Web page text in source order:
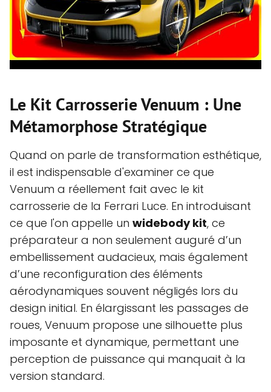
Le Kit Carrosserie Venuum : Une
Métamorphose Stratégique
Quand on parle de transformation esthétique,
il est indispensable d'examiner ce que
Venuum a réellement fait avec le kit
carrosserie de la Ferrari Luce. En introduisant
ce que l'on appelle un widebody kit, ce
préparateur a non seulement auguré d’un
embellissement audacieux, mais également
d’une reconfiguration des éléments
aérodynamiques souvent négligés lors du
design initial. En élargissant les passages de
roues, Venuum propose une silhouette plus
imposante et dynamique, permettant une
perception de puissance qui manquait à la
version standard.